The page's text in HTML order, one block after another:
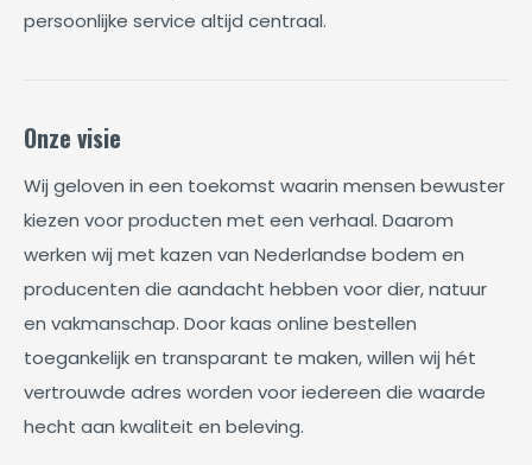
persoonlijke service altijd centraal.
Onze visie
Wij geloven in een toekomst waarin mensen bewuster
kiezen voor producten met een verhaal. Daarom
werken wij met kazen van Nederlandse bodem en
producenten die aandacht hebben voor dier, natuur
en vakmanschap. Door kaas online bestellen
toegankelijk en transparant te maken, willen wij hét
vertrouwde adres worden voor iedereen die waarde
hecht aan kwaliteit en beleving.